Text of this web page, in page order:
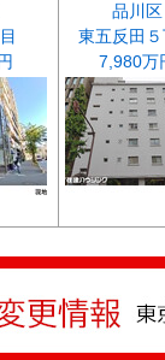
品川区
東五反田５
7,980万